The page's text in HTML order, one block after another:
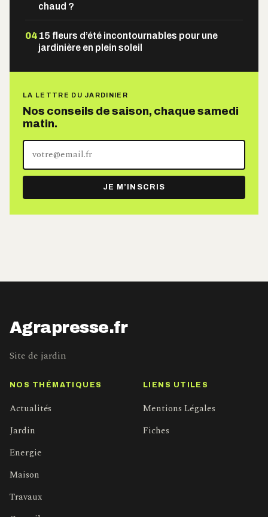
chaud ?
04 15 fleurs d’été incontournables pour une
jardinière en plein soleil
LA LETTRE DU JARDINIER
Nos conseils de saison, chaque samedi
matin.
Votre
adresse
e-
mail
JE M’INSCRIS
Agrapresse.fr
Site de jardin
NOS THÉMATIQUES
Actualités
Jardin
Energie
Maison
Travaux
LIENS UTILES
Mentions Légales
Fiches